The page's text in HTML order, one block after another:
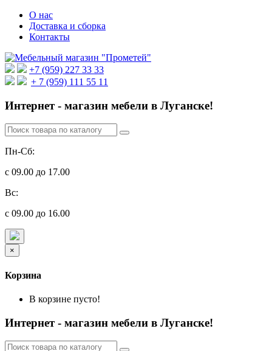
О нас
Доставка и сборка
Контакты
+7 (959) 227 33 33
+ 7 (959) 111 55 11
Интернет - магазин мебели в Луганске!
Пн-Сб:
с 09.00 до 17.00
Вс:
с 09.00 до 16.00
×
Корзина
В корзине пусто!
Интернет - магазин мебели в Луганске!